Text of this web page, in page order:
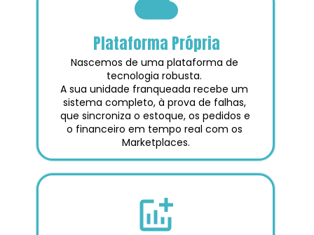
Plataforma Própria
Nascemos de uma plataforma de
tecnologia robusta.
A sua unidade franqueada recebe um
sistema completo, à prova de falhas,
que sincroniza o estoque, os pedidos e
o financeiro em tempo real com os
Marketplaces.